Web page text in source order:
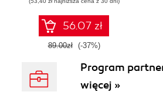
modelowaniu
probabilistycznym.
Wydanie III
56.07 zł
89.00zł (-37%)
Program
więcej »